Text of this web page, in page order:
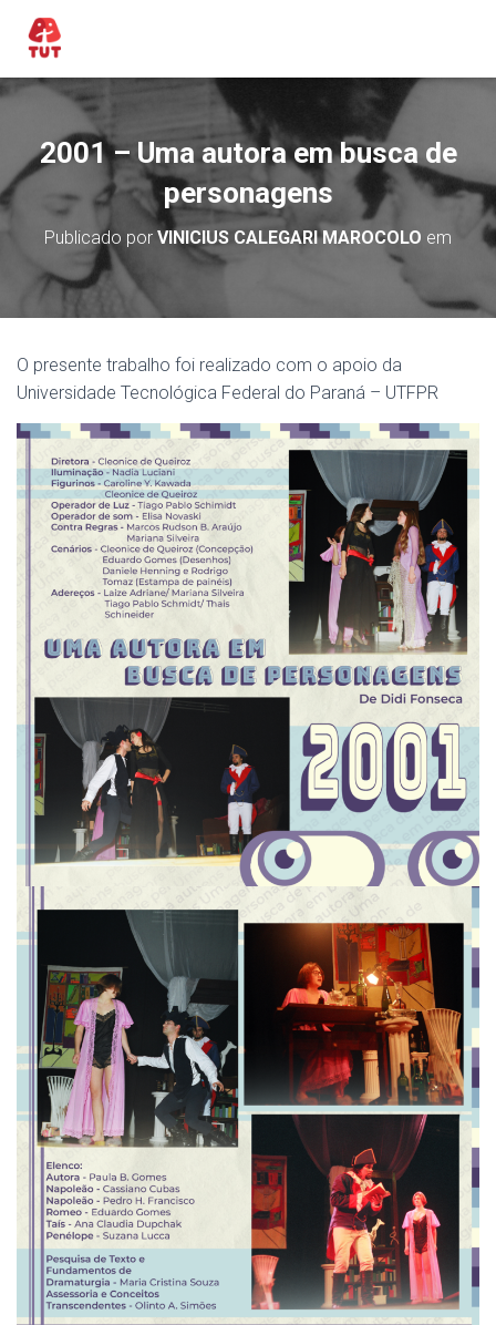
2001 – Uma autora em busca de
personagens
Publicado por VINICIUS CALEGARI MAROCOLO em
O presente trabalho foi realizado com o apoio da
Universidade Tecnológica Federal do Paraná – UTFPR